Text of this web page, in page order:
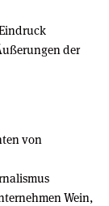
der
von
Wein,